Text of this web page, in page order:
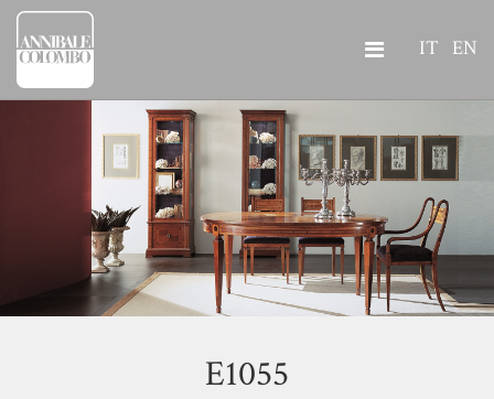
IT EN
E1055